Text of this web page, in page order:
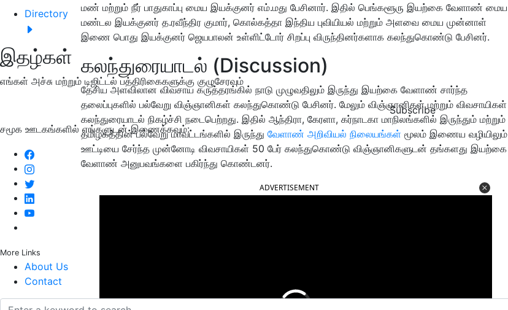
Directory
இதழ்கள்
எங்கள் அச்சு மற்றும் டிஜிட்டல் பத்திரிகைகளுக்கு குழுசேரவும்
Subscribe
சமூக ஊடகங்களில் எங்களுடன் இணைக்கவும்:
More Links
About Us
Contact
மண் மற்றும் நீர் பாதுகாப்பு மைய இயக்குனர் எம்.மது பேசினார். இதில் பெங்களூரு இயற்கை வேளாண் மைய
மண்டல இயக்குனர் த.ரவீந்திர குமார், கொல்கத்தா இந்திய புவியியல் மற்றும் அளவை மைய முன்னாள்
இணை பொது இயக்குனர் ஜெயபாலன் உள்ளிட்டோர் சிறப்பு விருந்தினர்களாக கலந்துகொண்டு பேசினர்.
கலந்துரையாடல் (Discussion)
தேசிய அளவிலான விவசாய கருத்தரங்கில் நாடு முழுவதிலும் இருந்து இயற்கை வேளாண் சார்ந்த
தலைப்புகளில் பல்வேறு விஞ்ஞானிகள் கலந்துகொண்டு பேசினர். மேலும் விஞ்ஞானிகள் மற்றும் விவசாயிகள்
கலந்துரையாடல் நிகழ்ச்சி நடைபெற்றது. இதில் ஆந்திரா, கேரளா, கர்நாடகா மாநிலங்களில் இருந்தும் மற்றும்
தமிழகத்தின் பல்வேறு மாவட்டங்களில் இருந்து வேளாண் அறிவியல் நிலையங்கள் மூலம் இணைய வழியிலும்
ஊட்டியை சேர்ந்த முன்னோடி விவசாயிகள் 50 பேர் கலந்துகொண்டு விஞ்ஞானிகளுடன் தங்களது இயற்கை
வேளாண் அனுபவங்களை பகிர்ந்து கொண்டனர்.
ADVERTISEMENT